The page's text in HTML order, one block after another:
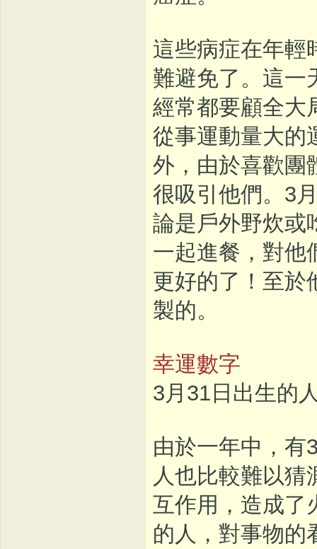
這些病症在年輕
難避免了。這一
經常都要顧全大
從事運動量大的
外，由於喜歡團
很吸引他們。3
論是戶外野炊或
一起進餐，對他
更好的了！至於
製的。
幸運數字
3月31日出生的
由於一年中，有
人也比較難以
互作用，造成了
的人，對事物的